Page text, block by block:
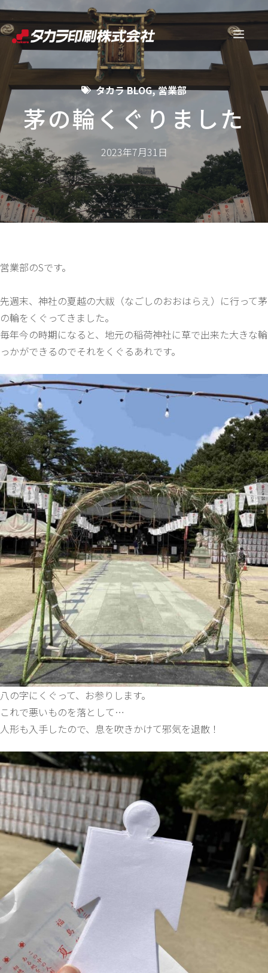
コ
ン
ス
キ
ッ
プ
メ
ニ
タカラ BLOG,営業部
茅の輪くぐりました
2023年7月31日
営業部のSです。
先週末、神社の夏越の大祓（なごしのおおはらえ）に行って茅
の輪をくぐってきました。
毎年今の時期になると、地元の稲荷神社に草で出来た大きな輪
っかができるのでそれをくぐるあれです。
八の字にくぐって、お参りします。
これで悪いものを落として…
人形も入手したので、息を吹きかけて邪気を退散！